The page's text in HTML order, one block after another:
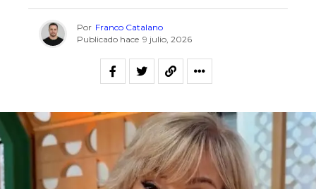
Por Franco Catalano
Publicado hace 9 julio, 2026